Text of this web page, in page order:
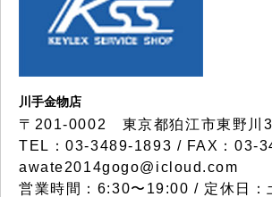
川手金物店
〒201-0002 東京都狛江市東野川
TEL：03-3489-1893 / FAX：03-
awate2014gogo@icloud.com
営業時間：6:30〜19:00 / 定休日：